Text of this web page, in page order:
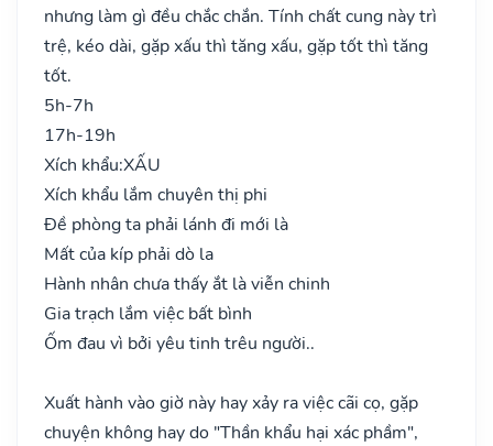
nhưng làm gì đều chắc chắn. Tính chất cung này trì
trệ, kéo dài, gặp xấu thì tăng xấu, gặp tốt thì tăng
tốt.
5h-7h
17h-19h
Xích khẩu:XẤU
Xích khẩu lắm chuyên thị phi
Đề phòng ta phải lánh đi mới là
Mất của kíp phải dò la
Hành nhân chưa thấy ắt là viễn chinh
Gia trạch lắm việc bất bình
Ốm đau vì bởi yêu tinh trêu người..
Xuất hành vào giờ này hay xảy ra việc cãi cọ, gặp
chuyện không hay do "Thần khẩu hại xác phầm",